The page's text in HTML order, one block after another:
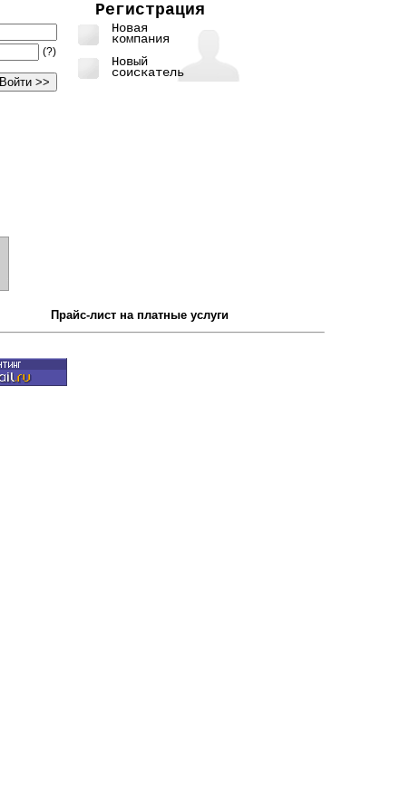
Регистрация
Новая
компания
Новый
соискатель
(?)
Прайс-лист на платные услуги